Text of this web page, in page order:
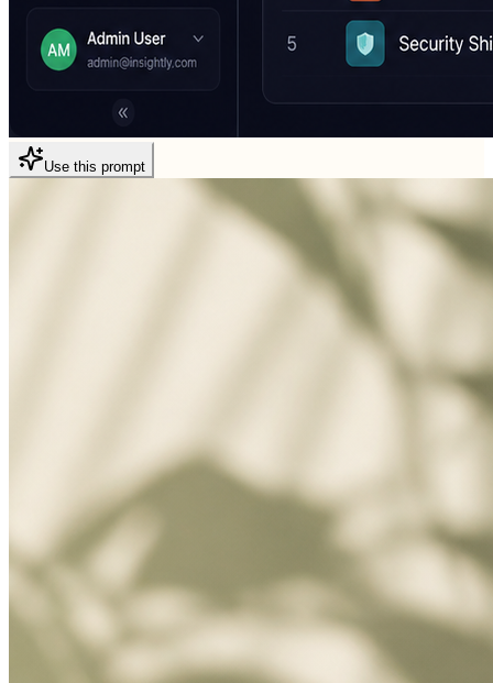
Use this prompt